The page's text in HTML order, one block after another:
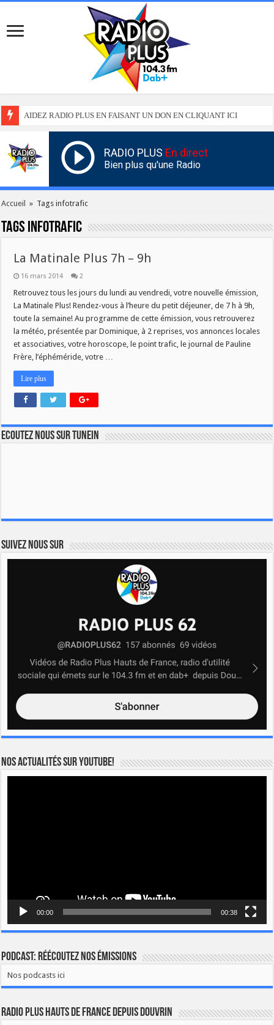
AIDEZ RADIO PLUS EN FAISANT UN DON EN CLIQUANT ICI
RADIO PLUS En direct
Bien plus qu'une Radio
Accueil » Tags infotrafic
Tags infotrafic
La Matinale Plus 7h – 9h
16 mars 2014 2
Retrouvez tous les jours du lundi au vendredi, votre nouvelle émission,
La Matinale Plus! Rendez-vous à l’heure du petit déjeuner, de 7 h à 9h,
toute la semaine! Au programme de cette émission, vous retrouverez
la météo, présentée par Dominique, à 2 reprises, vos annonces locales
et associatives, votre horoscope, le point trafic, le journal de Pauline
Frère, l’éphéméride, votre …
Lire plus
Ecoutez nous sur TuneIn
Suivez nous sur
Nos actualités sur YOUTUBE!
00:00 00:38
Podcast: Réécoutez nos émissions
Nos podcasts ici
Radio Plus Hauts de France depuis Douvrin